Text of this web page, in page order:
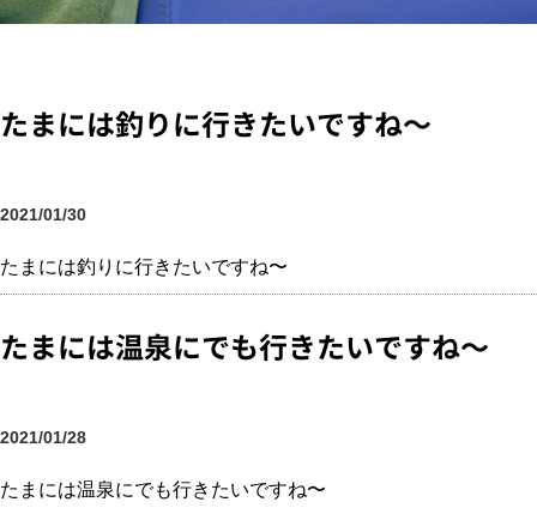
たまには釣りに行きたいですね〜
2021/01/30
たまには釣りに行きたいですね〜
たまには温泉にでも行きたいですね〜
2021/01/28
たまには温泉にでも行きたいですね〜